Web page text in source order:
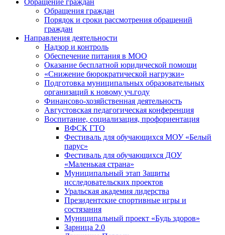
Обращение граждан
Обращения граждан
Порядок и сроки рассмотрения обращений
граждан
Направления деятельности
Надзор и контроль
Обеспечение питания в МОО
Оказание бесплатной юридической помощи
«Снижение бюрократической нагрузки»
Подготовка муниципальных образовательных
организаций к новому уч.году
Финансово-хозяйственная деятельность
Августовская педагогическая конференция
Воспитание, социализация, профориентация
ВФСК ГТО
Фестиваль для обучающихся МОУ «Белый
парус»
Фестиваль для обучающихся ДОУ
«Маленькая страна»
Муниципальный этап Защиты
исследовательских проектов
Уральская академия лидерства
Президентские спортивные игры и
состязания
Муниципальный проект «Будь здоров»
Зарница 2.0